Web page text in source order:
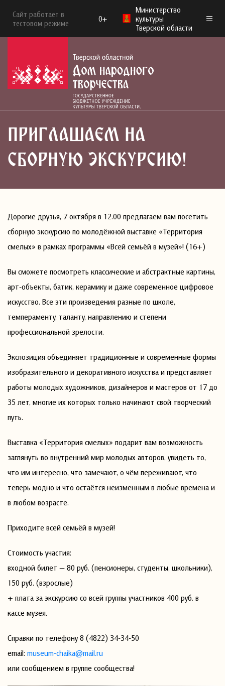
Сайт работает в
тестовом режиме
0+
Министерство
культуры
Тверской области
ПРИГЛАШАЕМ НА
СБОРНУЮ ЭКСКУРСИЮ!
Дорогие друзья, 7 октября в 12.00 предлагаем вам посетить
сборную экскурсию по молодёжной выставке «Территория
смелых» в рамках программы «Всей семьёй в музей»! (16+)
Вы сможете посмотреть классические и абстрактные картины,
арт-объекты, батик, керамику и даже современное цифровое
искусство. Все эти произведения разные по школе,
темпераменту, таланту, направлению и степени
профессиональной зрелости.
Экспозиция объединяет традиционные и современные формы
изобразительного и декоративного искусства и представляет
работы молодых художников, дизайнеров и мастеров от 17 до
35 лет, многие их которых только начинают свой творческий
путь.
Выставка «Территория смелых» подарит вам возможность
заглянуть во внутренний мир молодых авторов, увидеть то,
что им интересно, что замечают, о чём переживают, что
теперь модно и что остаётся неизменным в любые времена и
в любом возрасте.
Приходите всей семьёй в музей!
Стоимость участия:
входной билет — 80 руб. (пенсионеры, студенты, школьники),
150 руб. (взрослые)
+ плата за экскурсию со всей группы участников 400 руб. в
кассе музея.
Справки по телефону 8 (4822) 34-34-50
email: museum-chaika@mail.ru
или сообщением в группе сообщества!